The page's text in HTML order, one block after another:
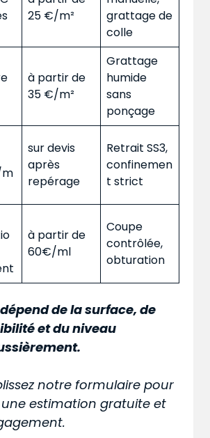
25 €/m²
grattage de
colle
à partir de
35 €/m²
Grattage
humide
sans
ponçage
sur devis
après
repérage
Retrait SS3,
confinemen
t strict
à partir de
60€/ml
Coupe
contrôlée,
obturation
de la surface, de
et du niveau
notre formulaire pour
estimation gratuite et